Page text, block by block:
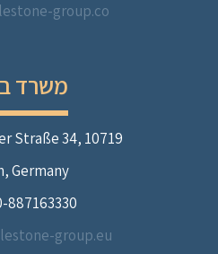
group.co
משרד
Straße 34, 10719
Germany
group.eu